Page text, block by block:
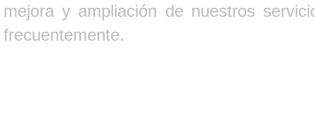
mejora y ampliación de nuestros
frecuentemente.